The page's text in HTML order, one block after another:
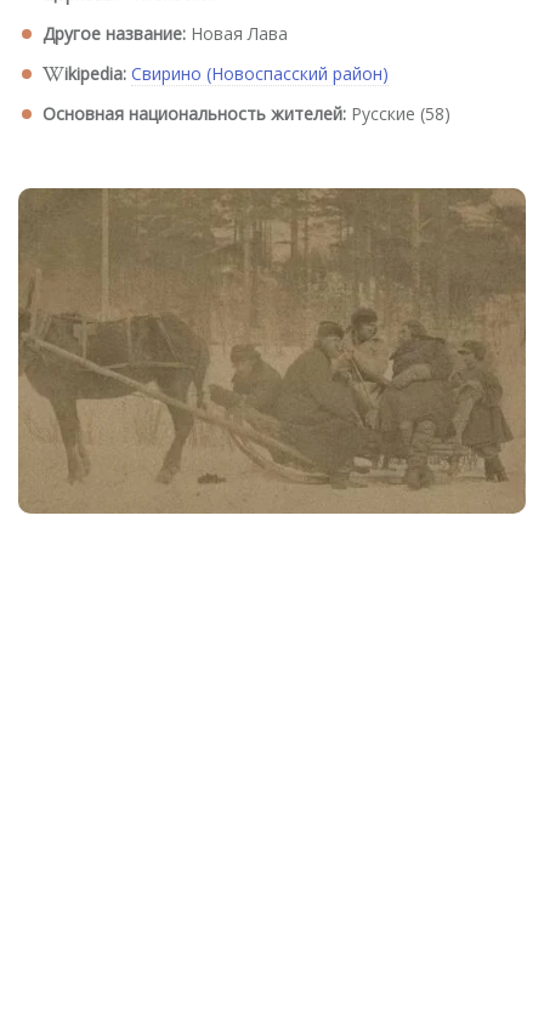
Другое название: Новая Лава
ikipedia: Свирино (Новоспасский район)
Основная национальность жителей: Русские (58)